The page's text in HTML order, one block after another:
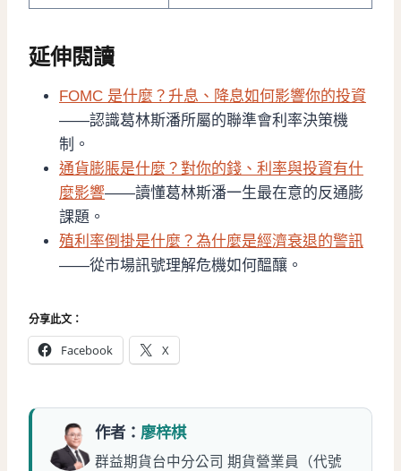
延伸閱讀
FOMC 是什麼？升息、降息如何影響你的投資
——認識葛林斯潘所屬的聯準會利率決策機
制。
通貨膨脹是什麼？對你的錢、利率與投資有什
麼影響——讀懂葛林斯潘一生最在意的反通膨
課題。
殖利率倒掛是什麼？為什麼是經濟衰退的警訊
——從市場訊號理解危機如何醞釀。
分享此文：
Facebook X
作者： 廖梓棋
群益期貨台中分公司 期貨營業員（代號